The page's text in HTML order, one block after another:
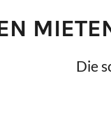
Die